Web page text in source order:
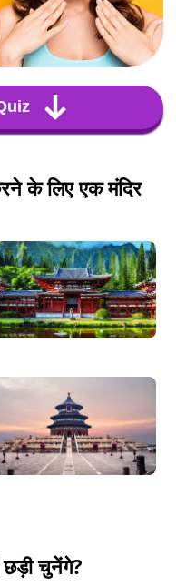
के लिए एक मंदिर
छड़ी चुनेंगे?